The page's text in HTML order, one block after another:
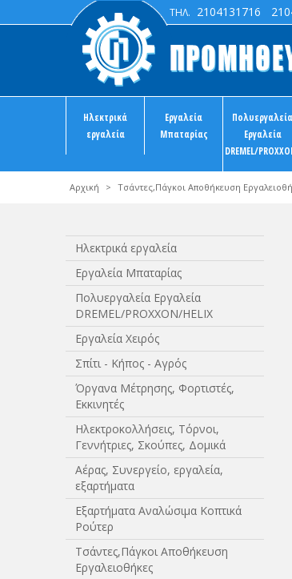
ΤΗΛ. 2104131716
Ηλεκτρικά
εργαλεία
Εργαλεία
Μπαταρίας
Πολυεργαλεία
Εργαλεία
DREMEL/
Αρχική > Τσάντες,Πάγκοι Αποθήκευση
Ηλεκτρικά εργαλεία
Εργαλεία Μπαταρίας
Πολυεργαλεία Εργαλεία
DREMEL/PROXXON/HELIX
Εργαλεία Χειρός
Σπίτι - Κήπος - Αγρός
Όργανα Μέτρησης, Φορτιστές,
Εκκινητές
Ηλεκτροκολλήσεις, Τόρνοι,
Γεννήτριες, Σκούπες, Δομικά
Αέρας, Συνεργείο, εργαλεία,
εξαρτήματα
Εξαρτήματα Αναλώσιμα Κοπτικά
Ρούτερ
Τσάντες,Πάγκοι Αποθήκευση
Εργαλειοθήκες